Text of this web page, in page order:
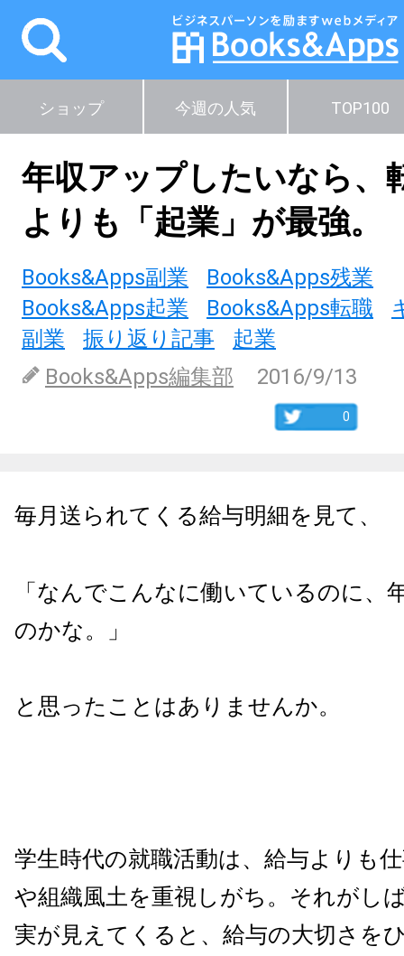
ショップ 今週の人気 TOP100
年収アップしたいなら、
よりも「起業」が最強。
Books&Apps副業
Books&Apps残業
Books&Apps起業
Books&Apps転職
副業
振り返り記事
起業
Books&Apps編集部
2016/9/13
0
毎月送られてくる給与明細を見て、
「なんでこんなに働いているのに、
のかな。」
と思ったことはありませんか。
学生時代の就職活動は、給与よりも
や組織風土を重視しがち。それがし
実が見えてくると、給与の大切さを